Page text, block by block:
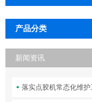
产品分类
新闻资讯